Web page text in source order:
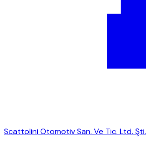
Scattolini Otomotiv San. Ve Tic. Ltd. Şti.